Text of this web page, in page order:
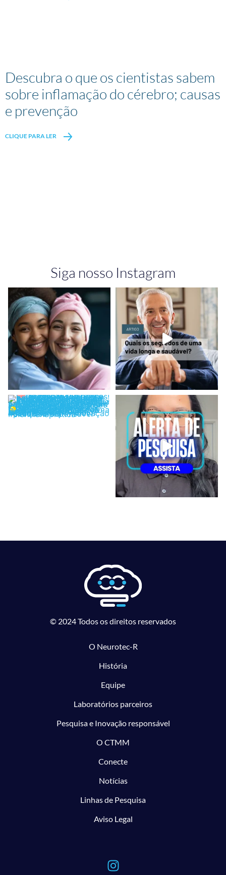
Descubra o que os cientistas sabem
sobre inflamação do cérebro; causas
e prevenção
CLIQUE PARA LER
Siga nosso Instagram
© 2024 Todos os direitos reservados
O Neurotec-R
História
Equipe
Laboratórios parceiros
Pesquisa e Inovação responsável
O CTMM
Conecte
Notícias
Linhas de Pesquisa
Aviso Legal